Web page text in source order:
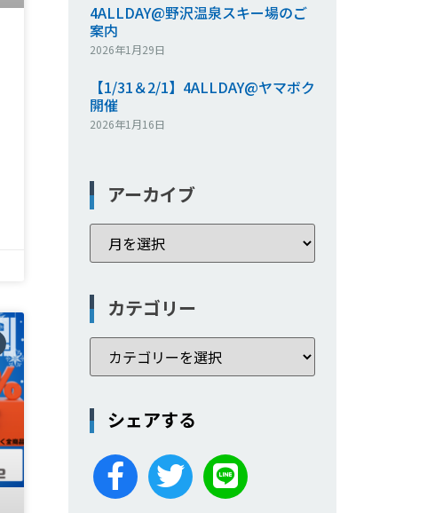
4ALLDAY@野沢温泉スキー場のご
案内
2026年1月29日
【1/31＆2/1】4ALLDAY@ヤマボク
開催
2026年1月16日
アーカイブ
カテゴリー
シェアする